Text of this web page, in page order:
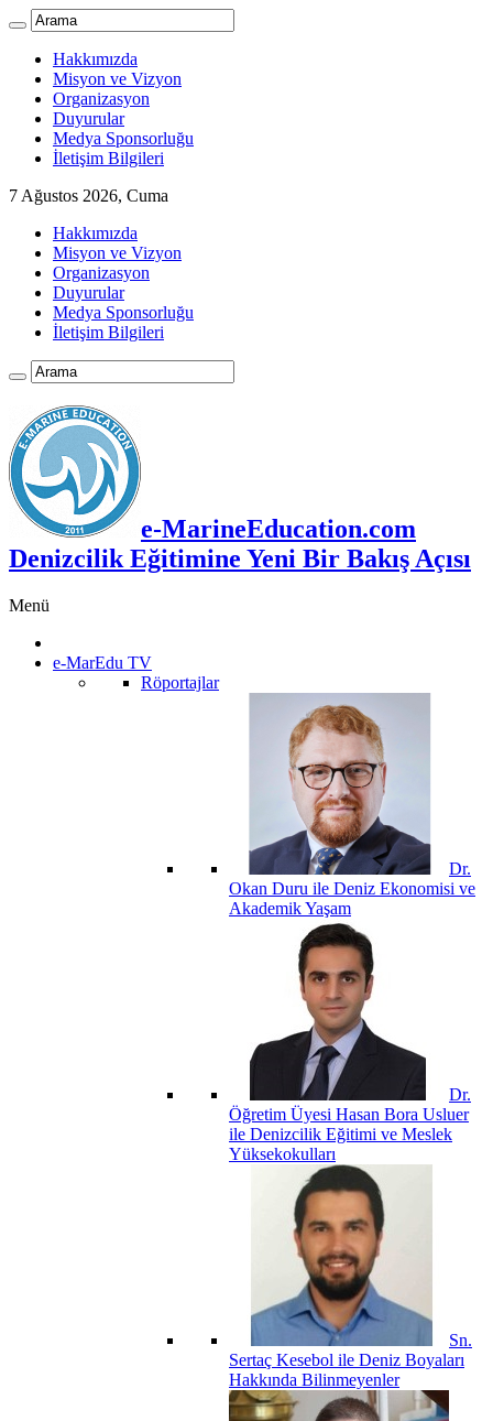
Hakkımızda
Misyon ve Vizyon
Organizasyon
Duyurular
Medya Sponsorluğu
İletişim Bilgileri
7 Ağustos 2026, Cuma
Hakkımızda
Misyon ve Vizyon
Organizasyon
Duyurular
Medya Sponsorluğu
İletişim Bilgileri
e-MarineEducation.com
Denizcilik Eğitimine Yeni Bir Bakış Açısı
Menü
e-MarEdu TV
Röportajlar
Dr.
Okan Duru ile Deniz Ekonomisi ve
Akademik Yaşam
Dr.
Öğretim Üyesi Hasan Bora Usluer
ile Denizcilik Eğitimi ve Meslek
Yüksekokulları
Sn.
Sertaç Kesebol ile Deniz Boyaları
Hakkında Bilinmeyenler